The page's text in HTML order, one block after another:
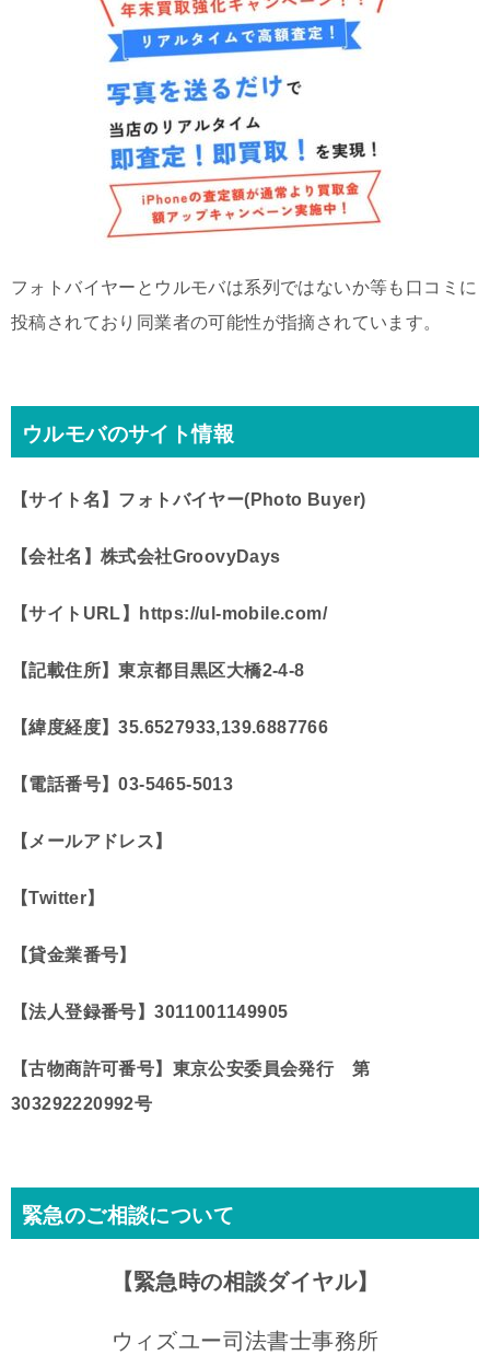
フォトバイヤーとウルモバは系列ではないか等も口コミに
投稿されており同業者の可能性が指摘されています。
ウルモバのサイト情報
【サイト名】フォトバイヤー(Photo Buyer)
【会社名】 株式会社GroovyDays
【サイトURL】https://ul-mobile.com/
【記載住所】東京都目黒区大橋2-4-8
【緯度経度】35.6527933,139.6887766
【電話番号】03-5465-5013
【メールアドレス】
【Twitter】
【貸金業番号】
【法人登録番号】3011001149905
【古物商許可番号】 東京公安委員会発行 第
303292220992号
緊急のご相談について
【緊急時の相談ダイヤル】
ウィズユー司法書士事務所